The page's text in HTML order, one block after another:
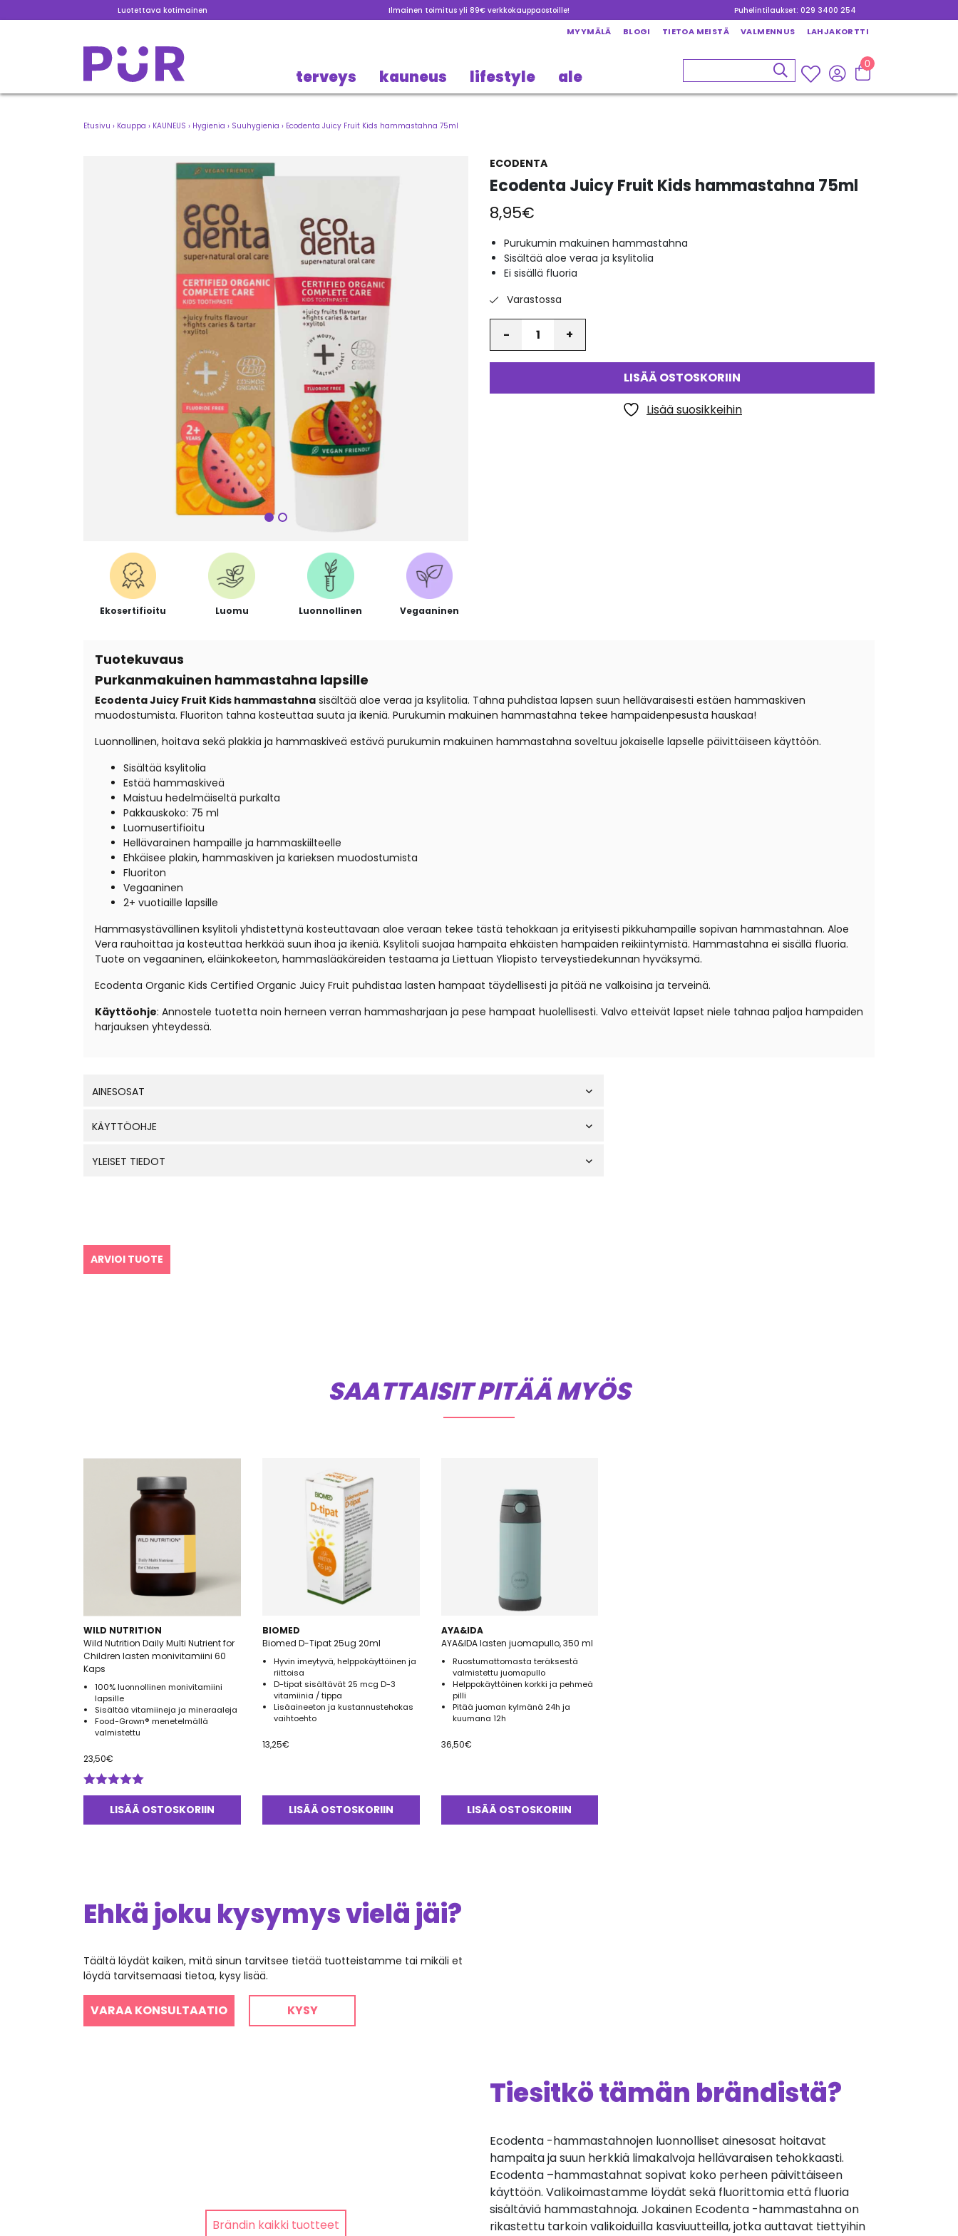
Luotettava kotimainen Ilmainen toimitus yli 89€ verkkokauppaostoille! Puhelintilaukset: 029 3400 254
MYYMÄLÄ BLOGI TIETOA MEISTÄ VALMENNUS LAHJAKORTTI
terveys kauneus lifestyle ale
0
Etusivu › Kauppa › KAUNEUS › Hygienia › Suuhygienia › Ecodenta Juicy Fruit Kids hammastahna 75ml
Seuraava
ECODENTA
Ecodenta Juicy Fruit Kids hammastahna 75ml
8,95€
Purukumin makuinen hammastahna
Sisältää aloe veraa ja ksylitolia
Ei sisällä fluoria
Varastossa
LISÄÄ OSTOSKORIIN
Lisää suosikkeihin
Ekosertifioitu Luomu Luonnollinen Vegaaninen
Tuotekuvaus
Purkanmakuinen hammastahna lapsille
Ecodenta Juicy Fruit Kids hammastahna sisältää aloe veraa ja ksylitolia. Tahna puhdistaa lapsen suun hellävaraisesti estäen hammaskiven
muodostumista. Fluoriton tahna kosteuttaa suuta ja ikeniä. Purukumin makuinen hammastahna tekee hampaidenpesusta hauskaa!
Luonnollinen, hoitava sekä plakkia ja hammaskiveä estävä purukumin makuinen hammastahna soveltuu jokaiselle lapselle päivittäiseen käyttöön.
Sisältää ksylitolia
Estää hammaskiveä
Maistuu hedelmäiseltä purkalta
Pakkauskoko: 75 ml
Luomusertifioitu
Hellävarainen hampaille ja hammaskiilteelle
Ehkäisee plakin, hammaskiven ja karieksen muodostumista
Fluoriton
Vegaaninen
2+ vuotiaille lapsille
Hammasystävällinen ksylitoli yhdistettynä kosteuttavaan aloe veraan tekee tästä tehokkaan ja erityisesti pikkuhampaille sopivan hammastahnan. Aloe
Vera rauhoittaa ja kosteuttaa herkkää suun ihoa ja ikeniä. Ksylitoli suojaa hampaita ehkäisten hampaiden reikiintymistä. Hammastahna ei sisällä fluoria.
Tuote on vegaaninen, eläinkokeeton, hammaslääkäreiden testaama ja Liettuan Yliopisto terveystiedekunnan hyväksymä.
Ecodenta Organic Kids Certified Organic Juicy Fruit puhdistaa lasten hampaat täydellisesti ja pitää ne valkoisina ja terveinä.
Käyttöohje: Annostele tuotetta noin herneen verran hammasharjaan ja pese hampaat huolellisesti. Valvo etteivät lapset niele tahnaa paljoa hampaiden
harjauksen yhteydessä.
AINESOSAT
KÄYTTÖOHJE
YLEISET TIEDOT
ARVIOI TUOTE
SAATTAISIT PITÄÄ MYÖS
WILD NUTRITION
Wild Nutrition Daily Multi Nutrient for
Children lasten monivitamiini 60
Kaps
100% luonnollinen monivitamiini
lapsille
Sisältää vitamiineja ja mineraaleja
Food-Grown® menetelmällä
valmistettu
23,50€
Arvostelu
tuotteesta:
LISÄÄ OSTOSKORIIN
BIOMED
Biomed D-Tipat 25ug 20ml
Hyvin imeytyvä, helppokäyttöinen ja
riittoisa
D-tipat sisältävät 25 mcg D-3
vitamiinia / tippa
Lisäaineeton ja kustannustehokas
vaihtoehto
13,25€
LISÄÄ OSTOSKORIIN
AYA&IDA
AYA&IDA lasten juomapullo, 350 ml
Ruostumattomasta teräksestä
valmistettu juomapullo
Helppokäyttöinen korkki ja pehmeä
pilli
Pitää juoman kylmänä 24h ja
kuumana 12h
36,50€
LISÄÄ OSTOSKORIIN
Ehkä joku kysymys vielä jäi?
Täältä löydät kaiken, mitä sinun tarvitsee tietää tuotteistamme tai mikäli et
löydä tarvitsemaasi tietoa, kysy lisää.
VARAA KONSULTAATIO KYSY
Brändin kaikki tuotteet
Tiesitkö tämän brändistä?
Ecodenta -hammastahnojen luonnolliset ainesosat hoitavat
hampaita ja suun herkkiä limakalvoja hellävaraisen tehokkaasti.
Ecodenta –hammastahnat sopivat koko perheen päivittäiseen
käyttöön. Valikoimastamme löydät sekä fluorittomia että fluoria
sisältäviä hammastahnoja. Jokainen Ecodenta -hammastahna on
rikastettu tarkoin valikoiduilla kasviuutteilla, jotka auttavat tiettyihin